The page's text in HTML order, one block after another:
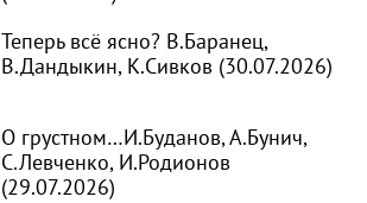
Теперь всё ясно? В.Баранец,
В.Дандыкин, К.Сивков (30.07.2026)
О грустном…И.Буданов, А.Бунич,
С.Левченко, И.Родионов
(29.07.2026)